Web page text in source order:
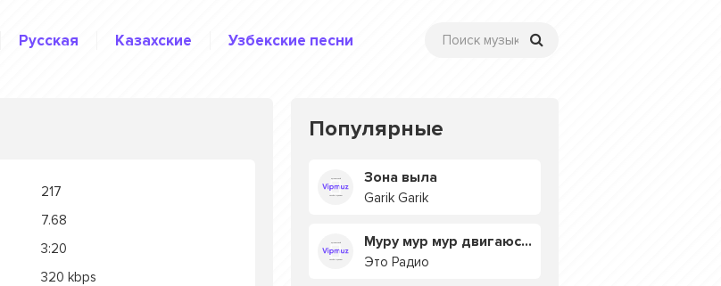
Русская Казахские Узбекские песни
217
7.68
3:20
320 kbps
Популярные
Зона выла
Garik Garik
Муру мур мур двигаюсь на мурмулях
Это Радио